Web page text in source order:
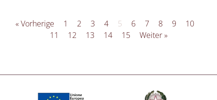
« Vorherige 1 2 3 4 5 6 7 8 9
10
11
12 13 14 15 Weiter »